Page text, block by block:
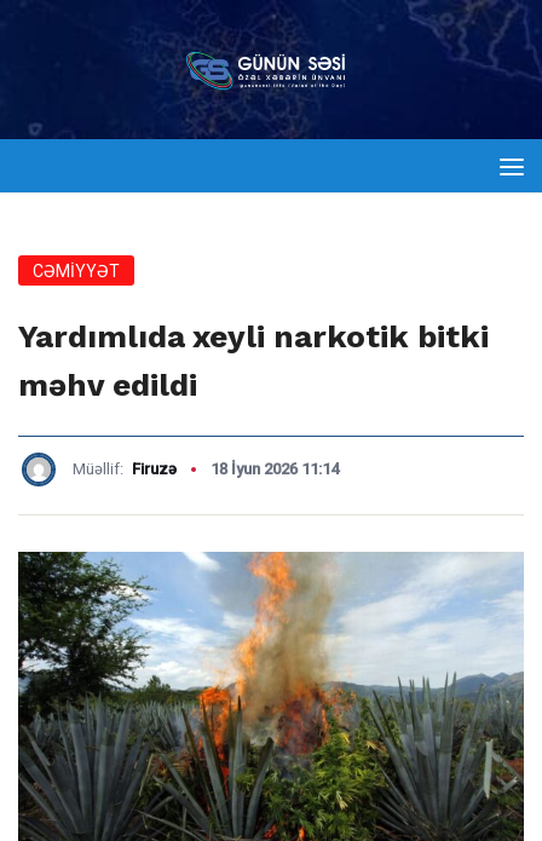
CƏMİYYƏT
Yardımlıda xeyli narkotik bitki
məhv edildi
Müəllif: Firuzə 18 İyun 2026 11:14